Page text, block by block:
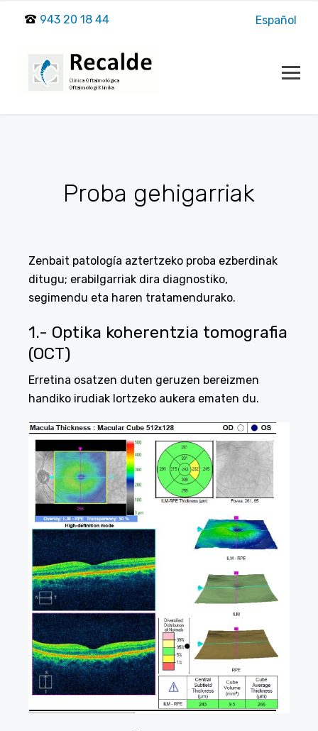
943 20 18 44 Español
Proba gehigarriak
Zenbait patología aztertzeko proba ezberdinak
ditugu; erabilgarriak dira diagnostiko,
segimendu eta haren tratamendurako.
1.- Optika koherentzia tomografia
(OCT)
Erretina osatzen duten geruzen bereizmen
handiko irudiak lortzeko aukera ematen du.